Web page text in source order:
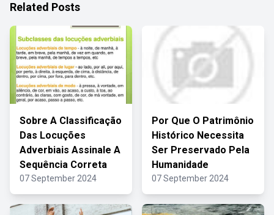
Related Posts
Sobre A Classificação
Das Locuções
Adverbiais Assinale A
Sequência Correta
07 September 2024
Por Que O Patrimônio
Histórico Necessita
Ser Preservado Pela
Humanidade
07 September 2024